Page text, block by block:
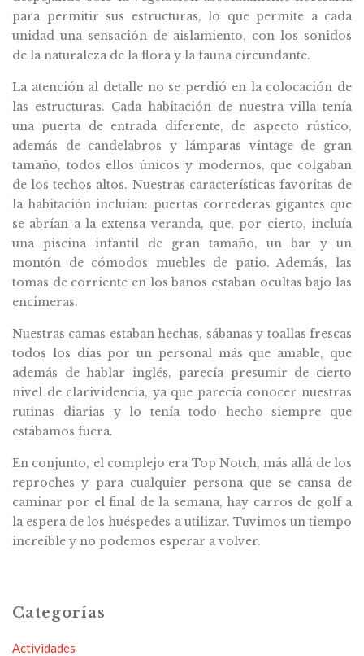
para permitir sus estructuras, lo que permite a cada
unidad una sensación de aislamiento, con los sonidos
de la naturaleza de la flora y la fauna circundante.
La atención al detalle no se perdió en la colocación de
las estructuras. Cada habitación de nuestra villa tenía
una puerta de entrada diferente, de aspecto rústico,
además de candelabros y lámparas vintage de gran
tamaño, todos ellos únicos y modernos, que colgaban
de los techos altos. Nuestras características favoritas de
la habitación incluían: puertas correderas gigantes que
se abrían a la extensa veranda, que, por cierto, incluía
una piscina infantil de gran tamaño, un bar y un
montón de cómodos muebles de patio. Además, las
tomas de corriente en los baños estaban ocultas bajo las
encimeras.
Nuestras camas estaban hechas, sábanas y toallas frescas
todos los días por un personal más que amable, que
además de hablar inglés, parecía presumir de cierto
nivel de clarividencia, ya que parecía conocer nuestras
rutinas diarias y lo tenía todo hecho siempre que
estábamos fuera.
En conjunto, el complejo era Top Notch, más allá de los
reproches y para cualquier persona que se cansa de
caminar por el final de la semana, hay carros de golf a
la espera de los huéspedes a utilizar. Tuvimos un tiempo
increíble y no podemos esperar a volver.
Categorías
Actividades